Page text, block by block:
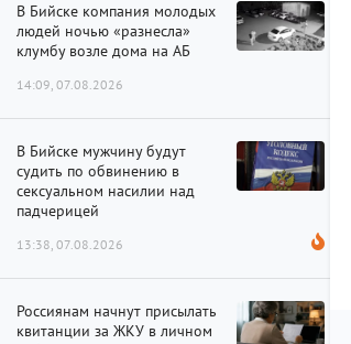
В Бийске компания молодых
людей ночью «разнесла»
клумбу возле дома на АБ
14:09, 07.08.2026
В Бийске мужчину будут
судить по обвинению в
сексуальном насилии над
падчерицей
13:38, 07.08.2026
Россиянам начнут присылать
квитанции за ЖКУ в личном